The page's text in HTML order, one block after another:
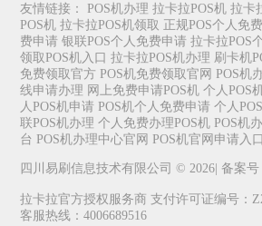
友情链接： POS机办理 拉卡拉POS机 拉卡
POS机 拉卡拉POS机领取 正规POS个人免
费申请 银联POS个人免费申请 拉卡拉POS
领取POS机入口 拉卡拉POS机办理 刷卡机
免费领取官方 POS机免费领取官网 POS机
线申请办理 网上免费申请POS机 个人POS
人POS机申请 POS机个人免费申请 个人
联POS机办理 个人免费办理POS机 POS机
台 POS机办理中心官网 POS机官网申请入口
四川易刷信息技术有限公司 © 2026| 备案
拉卡拉官方授权服务商 支付许可证编号：
客服热线：4006689516